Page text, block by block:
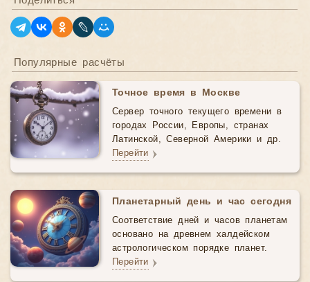
Популярные расчёты
Точное время в Москве
Сервер точного текущего времени в
городах России, Европы, странах
Латинской, Северной Америки и др.
Перейти
Планетарный день и час сегодня
Соответствие дней и часов планетам
основано на древнем халдейском
астрологическом порядке планет.
Перейти